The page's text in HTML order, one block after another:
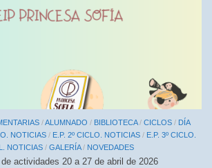
/ALUMNADO / BIBLIOTECA/ CICLOS / DÍA
NOTICIAS / E.P. 2º CICLO. NOTICIAS / E.P. 3º CICLO.
NOTICIAS / GALERÍA/ NOVEDADES
actividades 20 a 27 de abril de 2026